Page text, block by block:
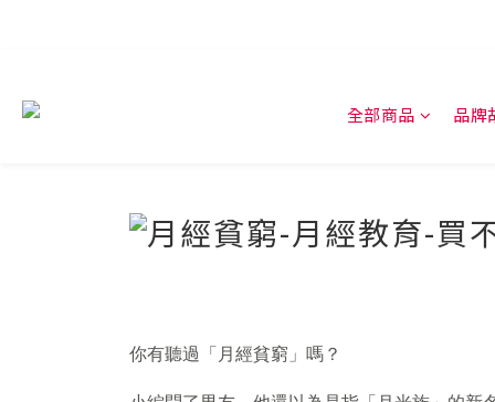
全部商品 品牌
你有聽過「月經貧窮」嗎？